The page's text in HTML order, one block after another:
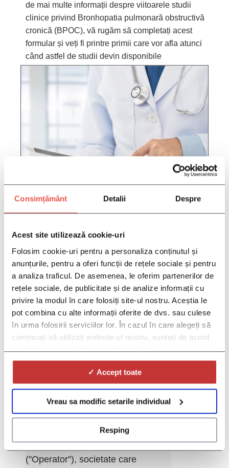
Consimțământ Detalii Despre
Acest site utilizează cookie-uri
Folosim cookie-uri pentru a personaliza conținutul și
anunțurile, pentru a oferi funcții de rețele sociale și pentru
a analiza traficul. De asemenea, le oferim partenerilor de
rețele sociale, de publicitate și de analize informații cu
privire la modul în care folosiți site-ul nostru. Aceștia le
pot combina cu alte informații oferite de dvs. sau culese
în urma folosirii serviciilor lor. În cazul în care alegeți să
continuați să utilizați website-ul nostru, sunteți de acord
cu utilizarea modulelor noastre cookie.
✓ Accept toate
Vreau sa modific setarile individual
Resping
de mai multe informații despre viitoarele studii
clinice privind Bronhopatia pulmonară obstructivă
cronică (BPOC), vă rugăm să completați acest
formular și veți fi printre primii care vor afla atunci
când astfel de studii devin disponibile
DVS. AICI:
*CAMPURILE DE MAI JOS SUNT
OBLIGATORII DACA DORITI SA VA
PUTEM CONTACTA
*Gen:
din lista culisanta de mai jos va dati
consimtamantul pentru prelucrarea
("Operator"), societate care